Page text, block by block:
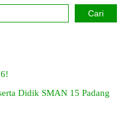
Cari
Didik SMAN 15 Padang